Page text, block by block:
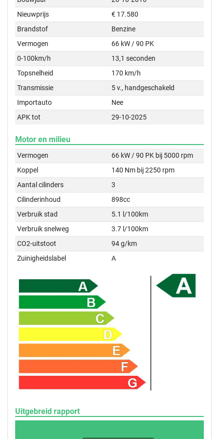
Nieuwprijs
€ 17.580
Brandstof
Benzine
Vermogen
66 kW / 90 PK
0-100km/h
13,1 seconden
Topsnelheid
170 km/h
Transmissie
5 v., handgeschakeld
Importauto
Nee
APK tot
29-10-2025
Motor en milieu
Vermogen
66 kW / 90 PK bij 5000 rpm
Koppel
140 Nm bij 2250 rpm
Aantal cilinders
3
Cilinderinhoud
898cc
Verbruik stad
5.1 l/100km
Verbruik snelweg
3.7 l/100km
CO2-uitstoot
94 g/km
Zuinigheidslabel
A
Uitgebreid rapport